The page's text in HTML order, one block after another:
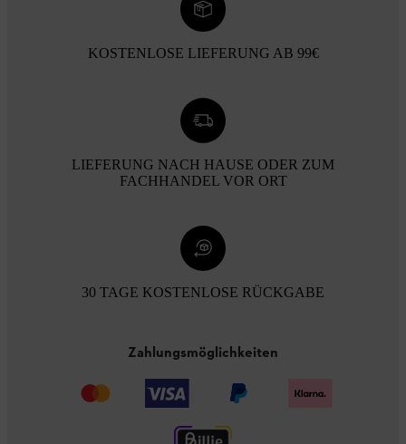
KOSTENLOSE LIEFERUNG AB 99€
LIEFERUNG NACH HAUSE ODER ZUM
FACHHANDEL VOR ORT
30 TAGE KOSTENLOSE RÜCKGABE
Zahlungsmöglichkeiten